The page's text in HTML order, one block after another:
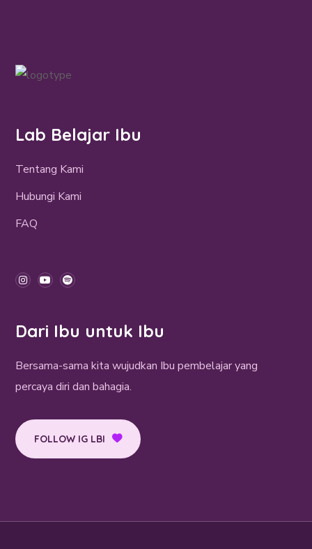
Lab Belajar Ibu
Tentang Kami
Hubungi Kami
FAQ
Dari Ibu untuk Ibu
Bersama-sama kita wujudkan Ibu pembelajar yang
percaya diri dan bahagia.
FOLLOW IG LBI